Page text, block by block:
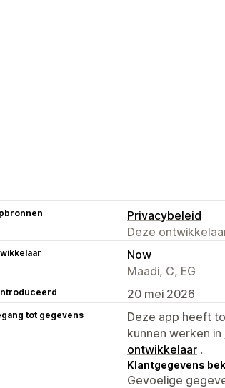
Privacybeleid
Deze
Now
Maadi, C, EG
20 mei 2026
tot gegevens
Deze app heeft
kunnen werken
ontwikkelaar .
Klantgegevens
Gevoelige